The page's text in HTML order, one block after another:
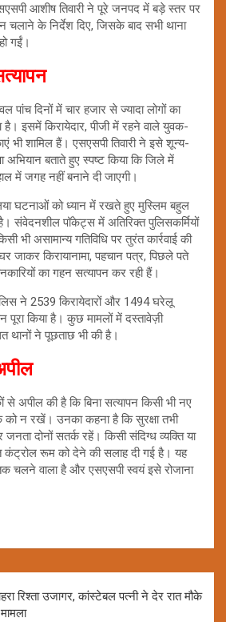
आशीष तिवारी ने पूरे जनपद में बड़े स्तर पर
चलाने के निर्देश दिए, जिसके बाद सभी थाना
गईं।
पांच दिनों में चार हजार से ज्यादा लोगों का
है। इसमें किरायेदार, पीजी में रहने वाले युवक-
भी शामिल हैं। एसएसपी तिवारी ने इसे शून्य-
अभियान बताते हुए स्पष्ट किया कि जिले में
में जगह नहीं बनाने दी जाएगी।
घटनाओं को ध्यान में रखते हुए मुस्लिम बहुल
संवेदनशील पॉकेट्स में अतिरिक्त पुलिसकर्मियों
भी असामान्य गतिविधि पर तुरंत कार्रवाई की
किरायानामा, पहचान पत्र, पिछले पते
का गहन सत्यापन कर रही हैं।
ने 2539 किरायेदारों और 1494 घरेलू
पूरा किया है। कुछ मामलों में दस्तावेज़ी
थानों ने पूछताछ भी की है।
से अपील की है कि बिना सत्यापन किसी भी नए
को न रखें। उनका कहना है कि सुरक्षा तभी
दोनों सतर्क रहें। किसी संदिग्ध व्यक्ति या
कंट्रोल रूम को देने की सलाह दी गई है। यह
चलने वाला है और एसएसपी स्वयं इसे रोजाना
रिश्ता उजागर, कांस्टेबल पत्नी ने देर रात मौके